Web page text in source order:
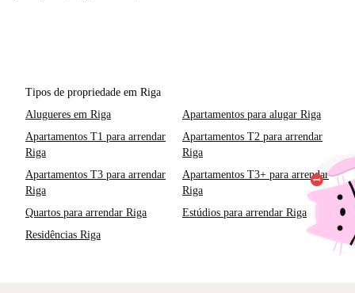
Tipos de propriedade em Riga
Alugueres em Riga
Apartamentos para alugar Riga
Apartamentos T1 para arrendar
Riga
Apartamentos T2 para arrendar
Riga
Apartamentos T3 para arrendar
Riga
Apartamentos T3+ para arrendar
Riga
Quartos para arrendar Riga
Estúdios para arrendar Riga
Residências Riga